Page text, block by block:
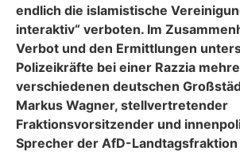
endlich die islamistische
interaktiv“ verboten. Im
Verbot und den Ermittlungen
Polizeikräfte bei einer Razzia
verschiedenen deutschen
Markus Wagner, stellvertretender
Fraktionsvorsitzender und
Sprecher der AfD-Landtagsfraktion